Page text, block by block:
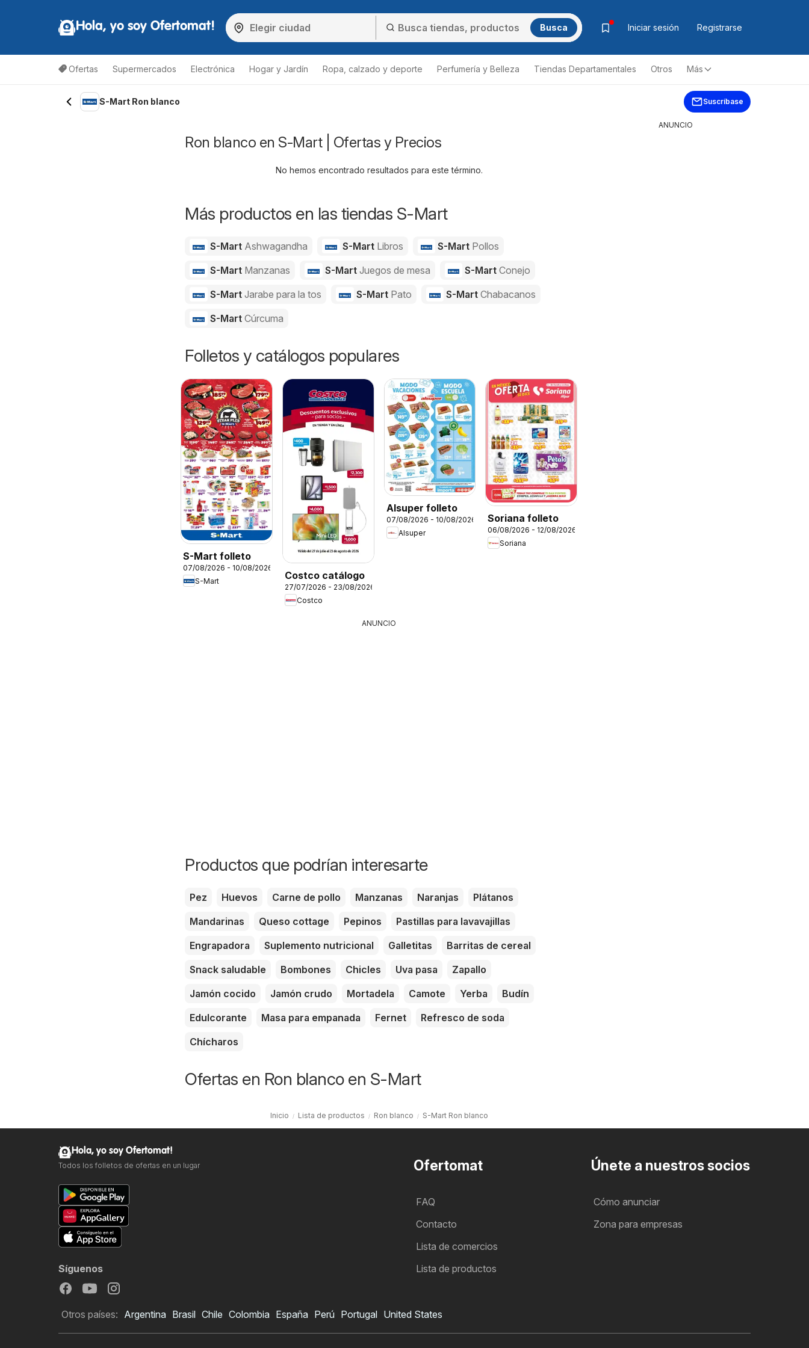
Hola, yo soy Ofertomat! Busca Iniciar sesión Registrarse
Ofertas Supermercados Electrónica Hogar y Jardín Ropa, calzado y deporte Perfumería y Belleza Tiendas Departamentales Otros Más
S-Mart Ron blanco Suscríbase
Ron blanco en S-Mart | Ofertas y Precios
No hemos encontrado resultados para este término.
Más productos en las tiendas S-Mart
S-Mart Ashwagandha S-Mart Libros S-Mart Pollos
S-Mart Manzanas S-Mart Juegos de mesa S-MartConejo
S-Mart Jarabe para la tos S-Mart Pato S-MartChabacanos
S-Mart Cúrcuma
Folletos y catálogos populares
S-Mart folleto
07/08/2026 - 10/08/2026
S-Mart
Costco catálogo
27/07/2026 - 23/08/2026
Costco
Alsuper folleto
07/08/2026 - 10/08/2026
Alsuper
Soriana folleto
06/08/2026 - 12/08/2026
Soriana
ANUNCIO
Productos que podrían interesarte
Pez Huevos Carne de pollo Manzanas Naranjas
Plátanos
Mandarinas
Queso cottage Pepinos
Pastillas para lavavajillas
Engrapadora
Suplemento nutricional Galletitas
Barritas de cereal
Snack saludable
Bombones Chicles Uva pasa
Zapallo
Jamón cocido
Jamón crudo Mortadela Camote Yerba
Budín
Edulcorante
Masa para empanada Fernet
Refresco de soda
Chícharos
Ofertas en Ron blanco en S-Mart
Inicio Lista de productos Ron blanco S-Mart Ron blanco
ANUNCIO
Ofertomat
FAQ
Contacto
Lista de comercios
Lista de productos
Únete a nuestros socios
Cómo anunciar
Zona para empresas
Hola, yo soy Ofertomat!
Todos los folletos de ofertas en un lugar
Síguenos
Otros países: Argentina Brasil Chile Colombia España Perú Portugal United States